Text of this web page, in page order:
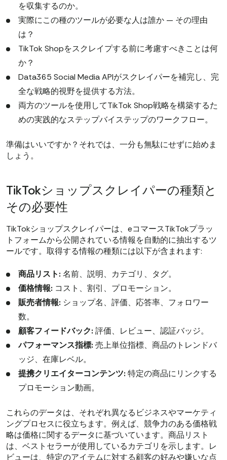
を収集するのか。
実際にこの種のツールが必要な人は誰か — その理由
は？
TikTok Shopをスクレイプする前に考慮すべきことは何
か？
Data365 Social Media APIがスクレイパーを補完し、完
全な戦略的視野を提供する方法。
両方のツールを使用してTikTok Shop戦略を構築するた
めの実践的なステップバイステップのワークフロー。
準備はいいですか？それでは、一分も無駄にせずに始めま
しょう。
TikTokショップスクレイパーの種類と
その必要性
TikTokショップスクレイパーは、eコマースTikTokプラッ
トフォームから公開されている情報を自動的に抽出するツ
ールです。取得する情報の種類には以下が含まれます:
商品リスト: 名前、説明、カテゴリ、タグ。
価格情報: コスト、割引、プロモーション。
販売者情報: ショップ名、評価、応答率、フォロワー
数。
顧客フィードバック: 評価、レビュー、認証バッジ。
パフォーマンス指標: 売上単位指標、商品のトレンドバ
ッジ、在庫レベル。
提携クリエイターコンテンツ: 特定の商品にリンクする
プロモーション動画。
これらのデータは、それぞれ異なるビジネスやマーケティ
ングプロセスに役立ちます。例えば、競争力のある価格戦
略は価格に関するデータに基づいています。商品リスト
は、ベストセラーが使用しているカテゴリを示します。レ
ビューは、特定のアイテムに対する顧客の好みや嫌いな点